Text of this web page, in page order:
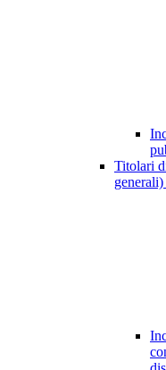
Titolari
generali)